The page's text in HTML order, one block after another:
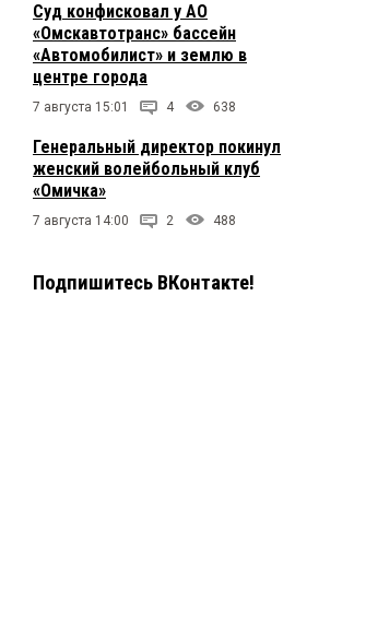
Суд конфисковал у АО
«Омскавтотранс» бассейн
«Автомобилист» и землю в
центре города
7 августа 15:01 4 638
Генеральный директор покинул
женский волейбольный клуб
«Омичка»
7 августа 14:00 2 488
Подпишитесь ВКонтакте!